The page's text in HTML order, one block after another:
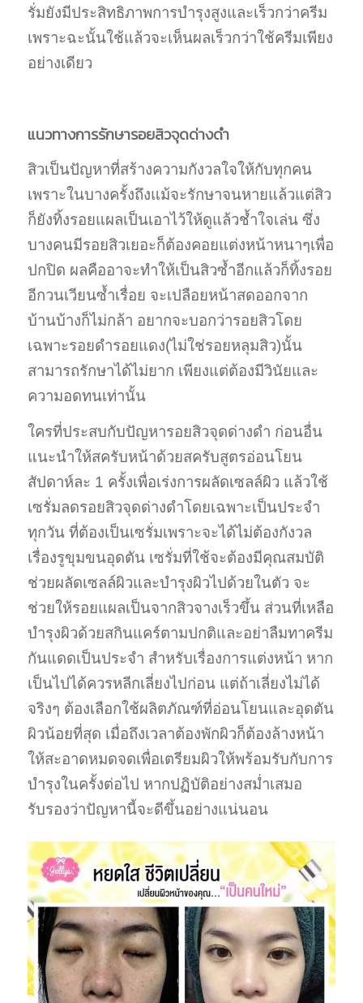
รั่มยังมีประสิทธิภาพการบำรุงสูงและเร็วกว่าครีม
เพราะฉะนั้นใช้แล้วจะเห็นผลเร็วกว่าใช้ครีมเพียง
อย่างเดียว
แนวทางการรักษารอยสิวจุดด่างดำ
สิวเป็นปัญหาที่สร้างความกังวลใจให้กับทุกคน
เพราะในบางครั้งถึงแม้จะรักษาจนหายแล้วแต่สิว
ก็ยังทิ้งรอยแผลเป็นเอาไว้ให้ดูแล้วช้ำใจเล่น ซึ่ง
บางคนมีรอยสิวเยอะก็ต้องคอยแต่งหน้าหนาๆเพื่อ
ปกปิด ผลคืออาจะทำให้เป็นสิวซ้ำอีกแล้วก็ทิ้งรอย
อีกวนเวียนซ้ำเรื่อย จะเปลือยหน้าสดออกจาก
บ้านบ้างก็ไม่กล้า อยากจะบอกว่ารอยสิวโดย
เฉพาะรอยดำรอยแดง(ไม่ใช่รอยหลุมสิว)นั้น
สามารถรักษาได้ไม่ยาก เพียงแต่ต้องมีวินัยและ
ความอดทนเท่านั้น
ใครที่ประสบกับปัญหารอยสิวจุดด่างดำ ก่อนอื่น
แนะนำให้สครับหน้าด้วยสครับสูตรอ่อนโยน
สัปดาห์ละ 1 ครั้งเพื่อเร่งการผลัดเซลล์ผิว แล้วใช้
เซรั่มลดรอยสิวจุดด่างดำโดยเฉพาะเป็นประจำ
ทุกวัน ที่ต้องเป็นเซรั่มเพราะจะได้ไม่ต้องกังวล
เรื่องรูขุมขนอุดตัน เซรั่มที่ใช้จะต้องมีคุณสมบัติ
ช่วยผลัดเซลล์ผิวและบำรุงผิวไปด้วยในตัว จะ
ช่วยให้รอยแผลเป็นจากสิวจางเร็วขึ้น ส่วนที่เหลือ
บำรุงผิวด้วยสกินแคร์ตามปกติและอย่าลืมทาครีม
กันแดดเป็นประจำ สำหรับเรื่องการแต่งหน้า หาก
เป็นไปได้ควรหลีกเลี่ยงไปก่อน แต่ถ้าเลี่ยงไม่ได้
จริงๆ ต้องเลือกใช้ผลิตภัณฑ์ที่อ่อนโยนและอุดตัน
ผิวน้อยที่สุด เมื่อถึงเวลาต้องพักผิวก็ต้องล้างหน้า
ให้สะอาดหมดจดเพื่อเตรียมผิวให้พร้อมรับกับการ
บำรุงในครั้งต่อไป หากปฏิบัติอย่างสม่ำเสมอ
รับรองว่าปัญหานี้จะดีขึ้นอย่างแน่นอน